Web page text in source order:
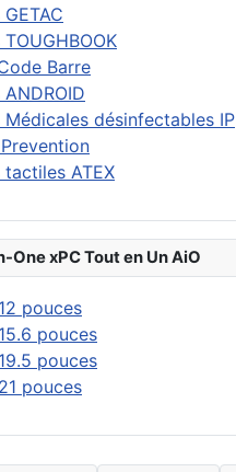
Barre
désinfectables IP
ATEX
One xPC Tout en Un AiO
pouces
pouces
pouces
pouces